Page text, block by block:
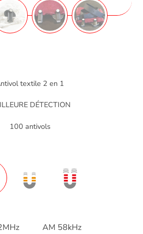
textile 2 en 1
DÉTECTION
100 antivols
AM 58kHz